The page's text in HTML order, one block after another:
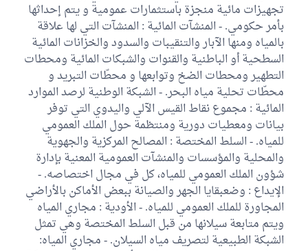
تجهيزات مائية منجزة باستثمارات عمومية و يتم إحداثها
بأمر حكومي. - المنشآت المائية : المنشآت التي لها علاقة
بالمياه ومنها الآبار والتنقيبات والسدود والخزانات المائية
السطحية أو الباطنية والقنوات والشبكات المائية ومحطات
التطهير ومحطات الضخ وتوابعها و محطّات التبريد و
محطّات تحلية مياه البحر. - الشبكة الوطنية لرصد الموارد
المائية : مجموع نقاط القيس الآلي واليدوي التي توفر
بيانات ومعطيات دورية ومنتظمة حول الملك العمومي
للمياه. - السلط المختصة : المصالح المركزية والجهوية
والمحلية والمؤسسات والمنشآت العمومية المعنية بإدارة
شؤون الملك العمومي للمياه، كل في مجال اختصاصه. -
الإيداع : وضعبقايا الجهر والصيانة ببعض الأماكن بالأراضي
المجاورة للملك العمومي للمياه. - الأودية : مجاري المياه
ويتم متابعة سيلانها من قبل السلط المختصة وهي تمثل
الشبكة الطبيعية لتصريف مياه السيلان. - مجاري المياه: